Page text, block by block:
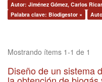
Autor: Jiménez Gómez, Carlos
Palabra clave: Biodigestor ×
Mostrando ítems 1-1 de 1
Diseño de un sistema